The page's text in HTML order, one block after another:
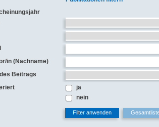
in (Nachname)
Beitrags
ja
nein